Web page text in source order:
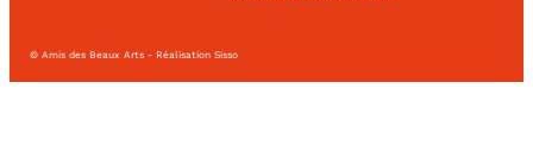
© Amis des Beaux Arts - Réalisation Sisso